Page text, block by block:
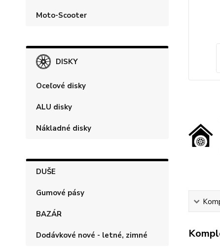
Moto-Scooter
DISKY
Oceľové disky
ALU disky
Nákladné disky
DUŠE
Gumové pásy
BAZÁR
Dodávkové nové - letné, zimné